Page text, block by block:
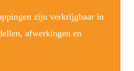
zijn verkrijgbaar in
afwerkingen en